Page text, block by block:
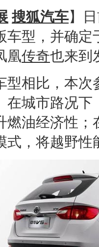
搜狐汽车】
车型，并确定
凰传奇也来到
相比，本次
在城市路况下
燃油经济性
式，将越野性